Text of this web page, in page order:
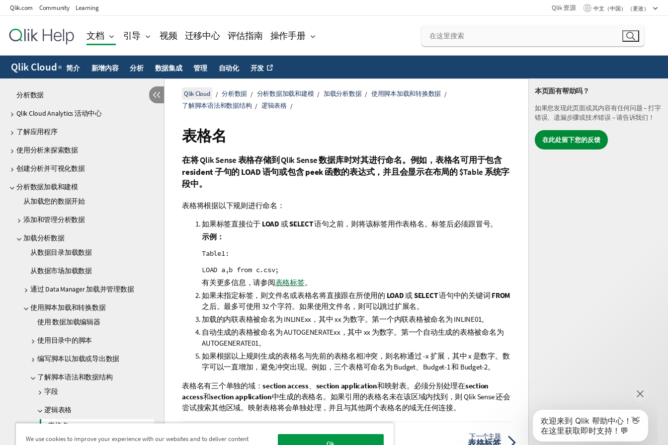
Qlik.com Community Learning Qlik 资源 中文（中国） （更改）
文档 引导 视频 迁移中心 评估指南 操作手册
Qlik Cloud ® 简介 新增内容 分析 数据集成 管理 自动化 开发
分析数据
Qlik Cloud Analytics 活动中心
了解应用程序
使用分析来探索数据
创建分析并可视化数据
分析数据加载和建模
从加载您的数据开始
添加和管理分析数据
加载分析数据
从数据目录加载数据
从数据市场加载数据
通过 Data Manager 加载并管理数据
使用脚本加载和转换数据
使用 数据加载编辑器
使用目录中的脚本
编写脚本以加载或导出数据
了解脚本语法和数据结构
字段
逻辑表格
表格名
本页面有帮助吗？
如果您发现此页面或其内容有任何问题 – 打字
错误、遗漏步骤或技术错误 – 请告诉我们！
在此处留下您的反馈
Qlik Cloud 分析数据 分析数据加载和建模 加载分析数据
使用脚本加载和转换数据
了解脚本语法和数据结构
逻辑表格
表格名
在将Qlik Sense表格存储到 Qlik Sense数据库时对其进行命名。例如，表格名可用于包含
resident子句的LOAD语句或包含peek函数的表达式，并且会显示在布局的$Table系统字
段中。
表格将根据以下规则进行命名：
如果标签直接位于 LOAD 或SELECT语句之前，则将该标签用作表格名。标签后必须跟冒号。
示例：
Table1:
LOAD a,b from c.csv;
有关更多信息，请参阅表格标签。
如果未指定标签，则文件名或表格名将直接跟在所使用的 LOAD或SELECT语句中的关键词 FROM
之后。最多可使用 32 个字符。如果使用文件名，则可以跳过扩展名。
加载的内联表格被命名为 INLINExx ，其中 xx为数字。第一个内联表格被命名为 INLINE01。
自动生成的表格被命名为AUTOGENERATExx，其中 xx 为数字。第一个自动生成的表格被命名为
AUTOGENERATE01。
如果根据以上规则生成的表格名与先前的表格名相冲突，则名称通过 -x 扩展，其中 x 是数字。数
字可以一直增加，避免冲突出现。例如，三个表格可命名为 Budget、 Budget-1和 Budget-2。
表格名有三个单独的域：section access、 section application和映射表。必须分别处理在section
access和section application中生成的表格名。如果引用的表格名未在该区域内找到，则 Qlik Sense还会
尝试搜索其他区域。映射表格将会单独处理，并且与其他两个表格名的域无任何连接。
上一个主题 下一个主题
We use cookies to improve your experience with our websites and to deliver content